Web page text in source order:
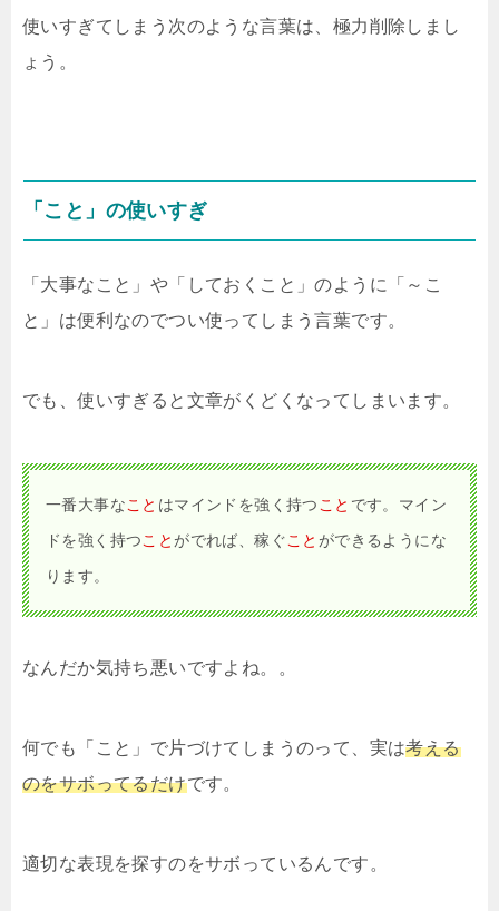
使いすぎてしまう次のような言葉は、極力削除しまし
ょう。
「こと」の使いすぎ
「大事なこと」や「しておくこと」のように「～こ
と」は便利なのでつい使ってしまう言葉です。
でも、使いすぎると文章がくどくなってしまいます。
一番大事なこと はマインドを強く持つ こと です。マイン
ドを強く持つこと がでれば、稼ぐこと ができるようにな
ります。
なんだか気持ち悪いですよね。。
何でも「こと」で片づけてしまうのって、実は考える
のをサボってるだけです。
適切な表現を探すのをサボっているんです。